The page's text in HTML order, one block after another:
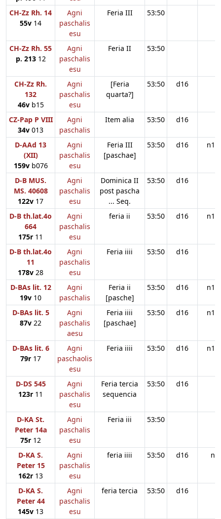
CH-Zz Rh. 14
55v 14
Agni
paschalis
esu
Feria III 53:50
CH-Zz Rh. 55
p. 21312
Agni
paschalis
esu
Feria II 53:50
CH-Zz Rh.
132
46vb15
Agni
paschalis
esu
[Feria
quarta?]
53:50 d16
CZ-Pap P VIII
34v 013
Agni
paschalis
Item alia 53:50 d16
D-AAd 13
(XII)
159vb076
Agni
paschalis
esu
Feria III
[paschae]
53:50 d16 n11
D-B MUS.
MS. 40608
122v 17
Agni
paschalis
esu
Dominica II
post pascha
... Seq.
53:50 d16
D-B th.lat.4o
664
175r 11
Agni
paschalis
esu
feria ii 53:50 d16 n11
D-B th.lat.4o
11
178v 28
Agni
paschalis
esu
Feria iiii 53:50 d16
D-BAs lit. 12
19v 10
Agni
paschalis
Feria ii
[pasche]
53:50 d16 n11
D-BAs lit. 5
87v 22
Agni
paschalis
aesu
Feria iiii
[paschae]
53:50 d16 n11
D-BAs lit. 6
79r 17
Agni
paschaolis
esu
Feria iiii 53:50 d16 n11
D-DS 545
123r 11
Agni
paschalis
esu
Feria tercia
sequencia
53:50 d16
D-KA St.
Peter 14a
75r 12
Agni
paschalis
esu
Feria iii 53:50
D-KA S.
Peter 15
162r 13
Agni
paschalis
esu
feria iiii 53:50 d16 n
D-KA S.
Peter 44
145v 13
Agni
paschalis
esu
feria tercia 53:50 d16